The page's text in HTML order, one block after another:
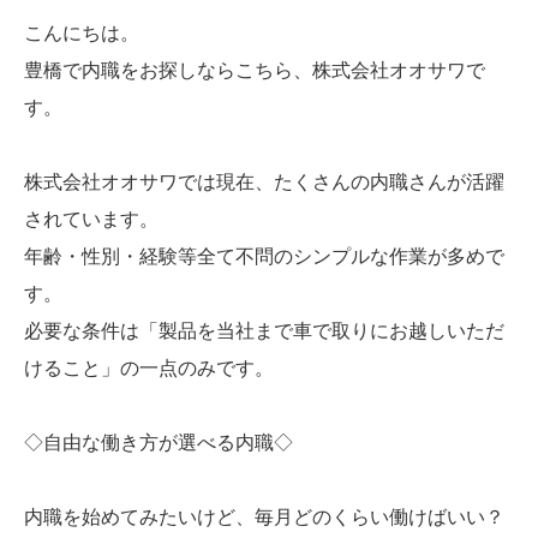
こんにちは。
豊橋で内職をお探しならこちら、株式会社オオサワで
す。
株式会社オオサワでは現在、たくさんの内職さんが活躍
されています。
年齢・性別・経験等全て不問のシンプルな作業が多めで
す。
必要な条件は「製品を当社まで車で取りにお越しいただ
けること」の一点のみです。
◇自由な働き方が選べる内職◇
内職を始めてみたいけど、毎月どのくらい働けばいい？